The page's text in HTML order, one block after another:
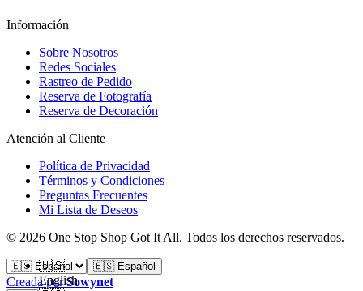
Información
Sobre Nosotros
Redes Sociales
Rastreo de Pedido
Reserva de Fotografía
Reserva de Decoración
Atención al Cliente
Política de Privacidad
Términos y Condiciones
Preguntas Frecuentes
Mi Lista de Deseos
© 2026 One Stop Shop Got It All. Todos los derechos reservados.
🇪🇸 Español
🇺🇸
English
Creada por Sowynet